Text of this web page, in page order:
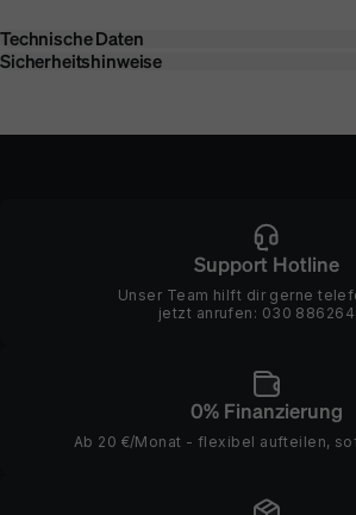
Technische Daten
Sicherheitshinweise
Support Hotline
Unser Team hilft dir gerne
jetzt anrufen: 030
0% Finanzierung
Ab 20 €/Monat - flexibel aufteilen,